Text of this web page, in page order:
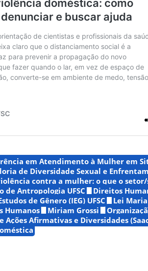
em Atendimento à Mulher em
de Diversidade Sexual e
contra a mulher: o que o
de Antropologia UFSC Direitos
de Gênero (IEG) UFSC Lei
Humanos
Miriam Grossi
Ações Afirmativas e Diversidades